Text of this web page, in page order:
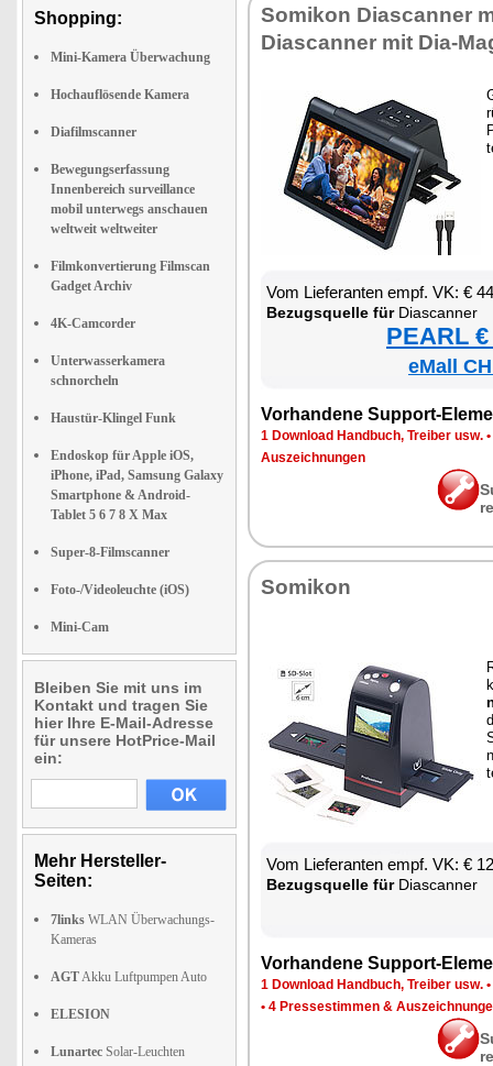
Shopping:
Mini-Kamera Überwachung
Hochauflösende Kamera
Diafilmscanner
Bewegungserfassung
Innenbereich surveillance
mobil unterwegs anschauen
weltweit weltweiter
Filmkonvertierung Filmscan
Gadget Archiv
4K-Camcorder
Unterwasserkamera
schnorcheln
Haustür-Klingel Funk
Endoskop für Apple iOS,
iPhone, iPad, Samsung Galaxy
Smartphone & Android-
Tablet 5 6 7 8 X Max
Super-8-Filmscanner
Foto-/Videoleuchte (iOS)
Mini-Cam
Bleiben Sie mit uns im
Kontakt und tragen Sie
hier Ihre E-Mail-Adresse
für unsere HotPrice-Mail
ein:
Mehr Hersteller-
Seiten:
7links WLAN Überwachungs-
Kameras
AGTAkku Luftpumpen Auto
ELESION
Lunartec Solar-Leuchten
So­mi­kon Diascan­ner
Diascan­ner mit Dia-
Vom Lie­fe­ran­ten empf. VK: €
Be­zugs­quel­le fürDiascan­ner
PEARL
eMall
Vor­han­de­ne Sup­port-
1 Down­load Hand­buch, Trei­ber usw. •
Aus­zeich­nun­gen
So­mi­kon
Vom Lie­fe­ran­ten empf. VK: €
Be­zugs­quel­le fürDiascan­ner
Vor­han­de­ne Sup­port-
1 Down­load Hand­buch, Trei­ber usw. •
• 4 Pres­se­stim­men &